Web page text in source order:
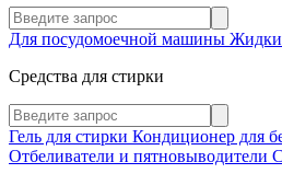
Для посудомоечной машины
Средства для стирки
Гель для стирки Кондиционер для
Отбеливатели и пятновыводители